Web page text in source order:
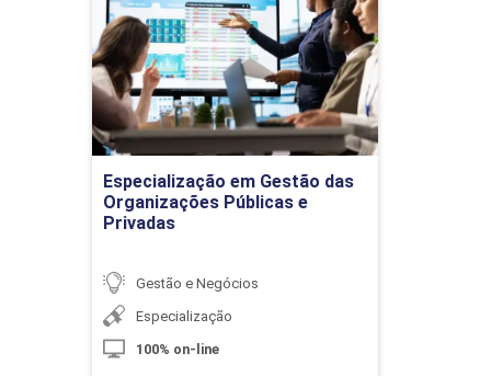
Carga Tributária de Empresas
Brasileiras
10h
Fato Gerador e Lançamento
Especialização em Gestão das
Organizações Públicas e
Privadas
Gestão e Negócios
Especialização
100% on-line
das Organizações Públicas
e Privadas
Detalhes do curso